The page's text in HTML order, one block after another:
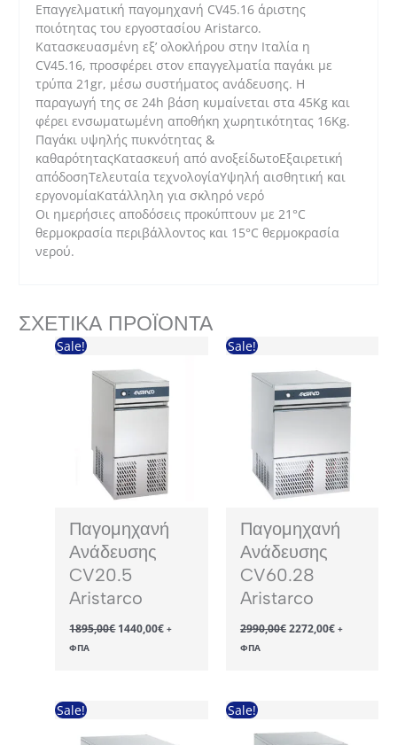
Επαγγελματική παγομηχανή CV45.16 άριστης
ποιότητας του εργοστασίου Aristarco.
Κατασκευασμένη εξ’ ολοκλήρου στην Ιταλία η
CV45.16, προσφέρει στον επαγγελματία παγάκι με
τρύπα 21gr, μέσω συστήματος ανάδευσης. Η
παραγωγή της σε 24h βάση κυμαίνεται στα 45Kg και
φέρει ενσωματωμένη αποθήκη χωρητικότητας 16Kg.
Παγάκι υψηλής πυκνότητας &
καθαρότηταςΚατασκευή από ανοξείδωτοΕξαιρετική
απόδοσηΤελευταία τεχνολογίαΥψηλή αισθητική και
εργονομίαΚατάλληλη για σκληρό νερό
Οι ημερήσιες αποδόσεις προκύπτουν με 21°C
θερμοκρασία περιβάλλοντος και 15°C θερμοκρασία
νερού.
ΣΧΕΤΙΚΆ ΠΡΟΪΌΝΤΑ
Sale!
Παγομηχανή
Ανάδευσης
CV20.5
Aristarco
1895,00€ Original
price
1440,00€Η+
ΦΠΑ
Sale!
Παγομηχανή
Ανάδευσης
CV60.28
Aristarco
2990,00€Original
price
2272,00€Η+
ΦΠΑ
Sale! Sale!